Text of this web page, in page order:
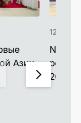
Азии
2026